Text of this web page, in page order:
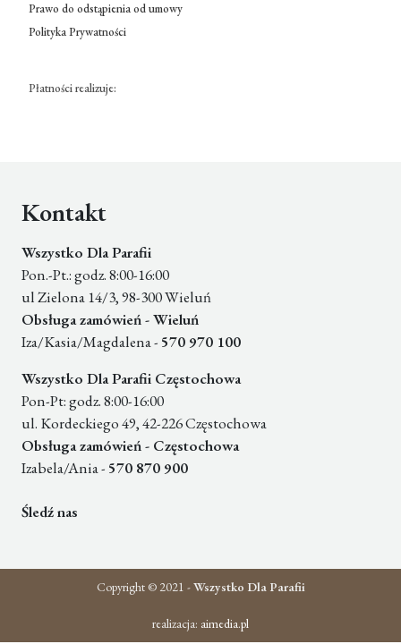
Prawo do odstąpienia od umowy
Polityka Prywatności
Płatności realizuje:
Kontakt
Wszystko Dla Parafii
Pon.-Pt.: godz. 8:00-16:00
ul Zielona 14/3, 98-300 Wieluń
Obsługa zamówień - Wieluń
Iza/Kasia/Magdalena - 570 970 100
Wszystko Dla Parafii Częstochowa
Pon-Pt: godz. 8:00-16:00
ul. Kordeckiego 49, 42-226 Częstochowa
Obsługa zamówień - Częstochowa
Izabela/Ania - 570 870 900
Śledź nas
Copyright © 2021 -Wszystko Dla Parafii
realizacja: aimedia.pl